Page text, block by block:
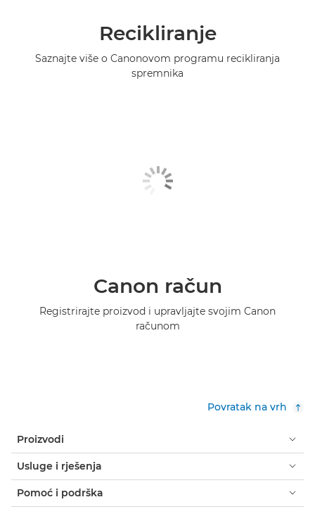
Recikliranje
Saznajte više o Canonovom programu recikliranja
spremnika
Canon račun
Registrirajte proizvod i upravljajte svojim Canon
računom
Povratak na vrh
Proizvodi
Usluge i rješenja
Pomoć i podrška